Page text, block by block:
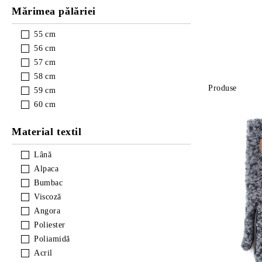
Mărimea pălăriei
55 cm
56 cm
57 cm
58 cm
59 cm
60 cm
Material textil
Lână
Alpaca
Bumbac
Viscoză
Angora
Poliester
Poliamidă
Acril
Produse